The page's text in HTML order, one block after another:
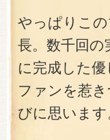
やっぱりこ
長。数千回の
に完成した
ファンを惹
びに思います